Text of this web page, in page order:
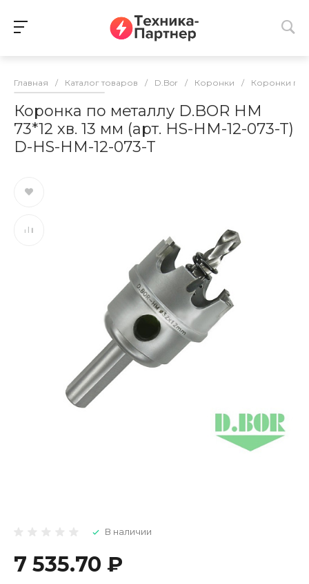
Главная / Каталог товаров / D.Bor / Коронки / Коронки по
Коронка по металлу D.BOR HM
73*12 хв. 13 мм (арт. HS-HM-12-073-T)
D-HS-HM-12-073-T
В наличии
7 535.70 ₽